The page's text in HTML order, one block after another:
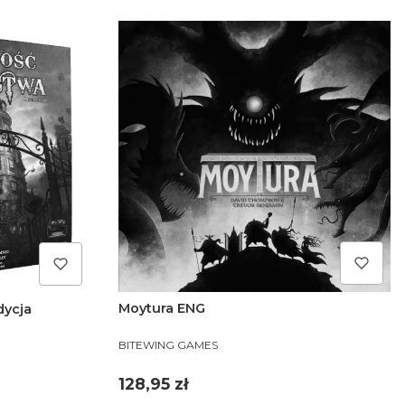
Moytura ENG
PRODUCENT
BITEWING GAMES
Cena
128,95 zł